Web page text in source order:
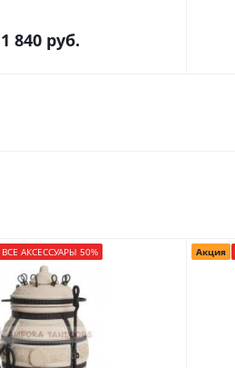
1 840 руб.
АКСЕССУАРЫ 50% Акция